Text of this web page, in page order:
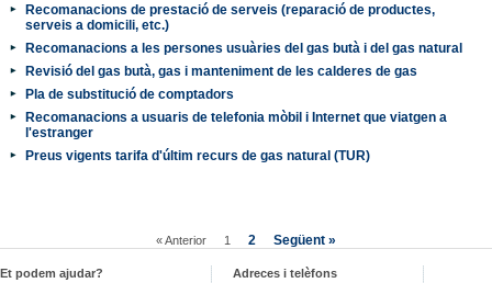
Recomanacions de prestació de serveis (reparació de productes,
serveis a domicili, etc.)
Recomanacions a les persones usuàries del gas butà i del gas natural
Revisió del gas butà, gas i manteniment de les calderes de gas
Pla de substitució de comptadors
Recomanacions a usuaris de telefonia mòbil i Internet que viatgen a
l'estranger
Preus vigents tarifa d'últim recurs de gas natural (TUR)
« Anterior 1 2 Següent »
Et podem ajudar?
Adreces i telèfons